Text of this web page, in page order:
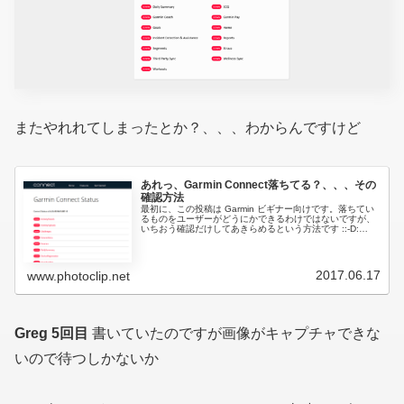
またやれれてしまったとか？、、、わからんですけど
あれっ、Garmin Connect落ちてる？、、、その
確認方法
最初に、この投稿は Garmin ビギナー向けです。落ちてい
るものをユーザーがどうにかできるわけではないですが、
いちおう確認だけしてあきらめるという方法です ::-D:
www.photoclip.net 2017.06.17
Greg 5回目 書いていたのですが画像がキャプチャできな
いので待つしかないか